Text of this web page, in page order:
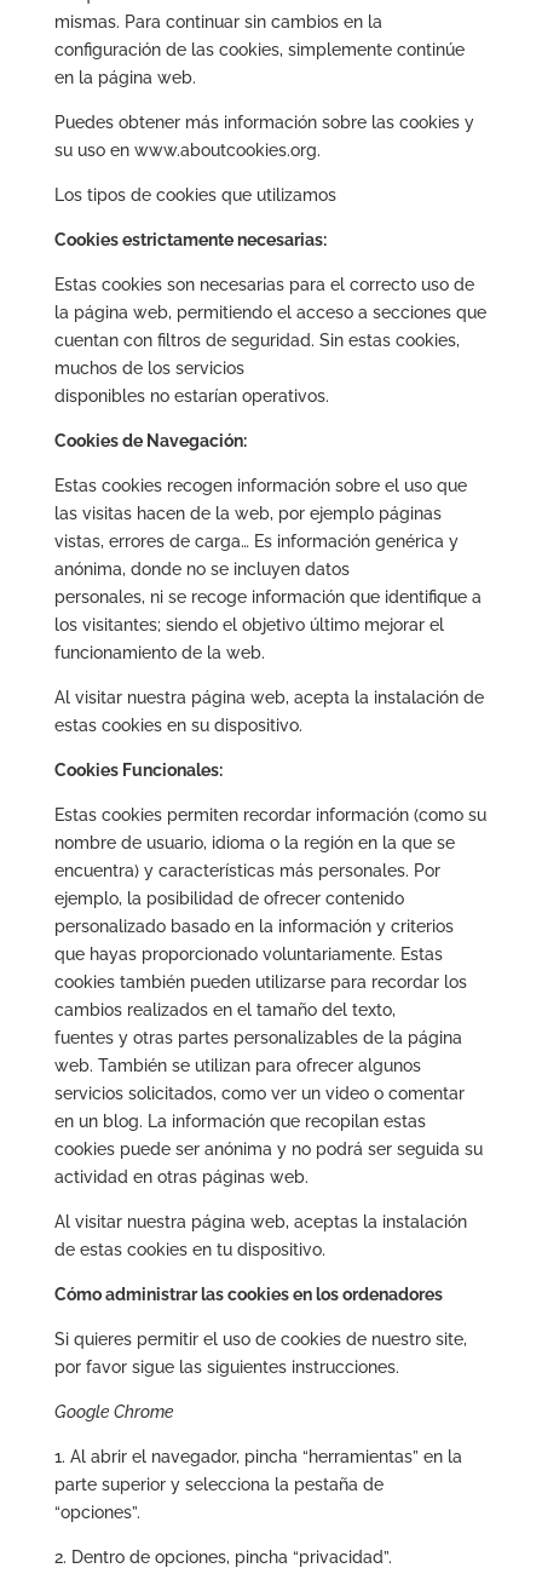
mismas. Para continuar sin cambios en la
configuración de las cookies, simplemente continúe
en la página web.
Puedes obtener más información sobre las cookies y
su uso en www.aboutcookies.org.
Los tipos de cookies que utilizamos
Cookies estrictamente necesarias:
Estas cookies son necesarias para el correcto uso de
la página web, permitiendo el acceso a secciones que
cuentan con filtros de seguridad. Sin estas cookies,
muchos de los servicios
disponibles no estarían operativos.
Cookies de Navegación:
Estas cookies recogen información sobre el uso que
las visitas hacen de la web, por ejemplo páginas
vistas, errores de carga… Es información genérica y
anónima, donde no se incluyen datos
personales, ni se recoge información que identifique a
los visitantes; siendo el objetivo último mejorar el
funcionamiento de la web.
Al visitar nuestra página web, acepta la instalación de
estas cookies en su dispositivo.
Cookies Funcionales:
Estas cookies permiten recordar información (como su
nombre de usuario, idioma o la región en la que se
encuentra) y características más personales. Por
ejemplo, la posibilidad de ofrecer contenido
personalizado basado en la información y criterios
que hayas proporcionado voluntariamente. Estas
cookies también pueden utilizarse para recordar los
cambios realizados en el tamaño del texto,
fuentes y otras partes personalizables de la página
web. También se utilizan para ofrecer algunos
servicios solicitados, como ver un video o comentar
en un blog. La información que recopilan estas
cookies puede ser anónima y no podrá ser seguida su
actividad en otras páginas web.
Al visitar nuestra página web, aceptas la instalación
de estas cookies en tu dispositivo.
Cómo administrar las cookies en los ordenadores
Si quieres permitir el uso de cookies de nuestro site,
por favor sigue las siguientes instrucciones.
Google Chrome
1. Al abrir el navegador, pincha “herramientas” en la
parte superior y selecciona la pestaña de
“opciones”.
2. Dentro de opciones, pincha “privacidad”.